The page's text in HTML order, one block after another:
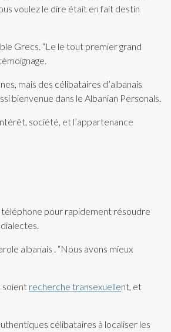
voulez le dire était en fait destin
Grecs. “Le le tout premier grand
mais des célibataires d’albanais
bienvenue dans le Albanian Personals.
société, et l’appartenance
téléphone pour rapidement résoudre
albanais . “Nous avons mieux
soient recherche transexuellent, et
célibataires à localiser les